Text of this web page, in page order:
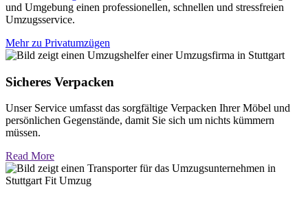
und Umgebung einen professionellen, schnellen und stressfreien
Umzugsservice.
Mehr zu Privatumzügen
Sicheres Verpacken
Unser Service umfasst das sorgfältige Verpacken Ihrer Möbel und
persönlichen Gegenstände, damit Sie sich um nichts kümmern
müssen.
Read More